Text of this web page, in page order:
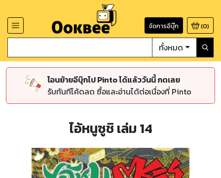
จัดการอีบุ๊ก (0)
ทั้งหมด
โอนย้ายอีบุ๊กไป Pinto ได้แล้ววันนี้ กดเลย
รับทันทีโค้ดลด ซื้อและอ่านได้ต่อเนื่องที่ Pinto
ไอ้หนูซูชิ เล่ม 14